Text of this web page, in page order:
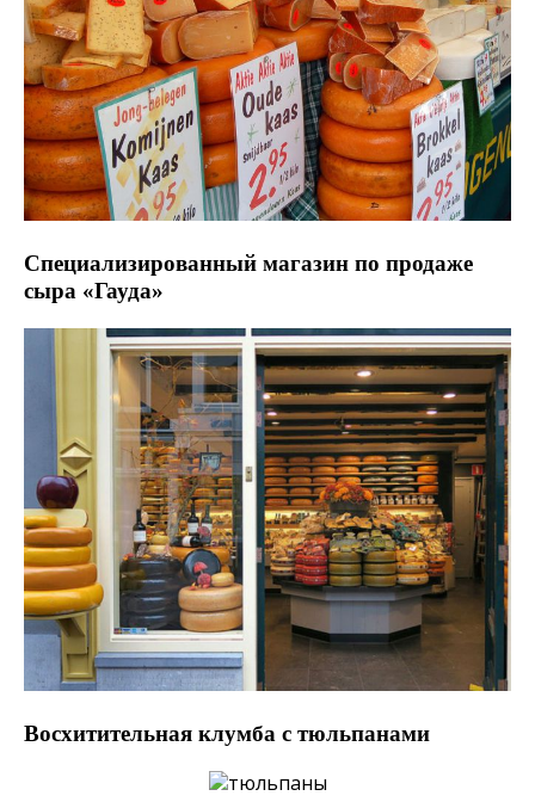
Специализированный магазин по продаже
сыра «Гауда»
Восхитительная клумба с тюльпанами